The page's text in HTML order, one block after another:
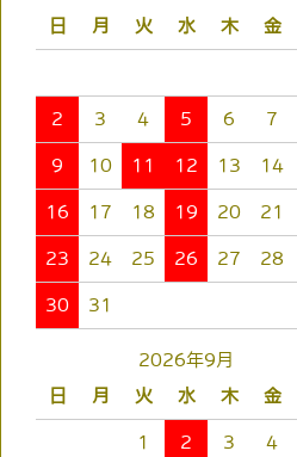
日
月 火 水 木 金
2 3 4 5 6 7
9 10 11 12 13 14
16 17 18 19 20 21
23 24 25 26 27 28
30 31
2026年9月
日
月 火 水 木 金
1 2 3 4